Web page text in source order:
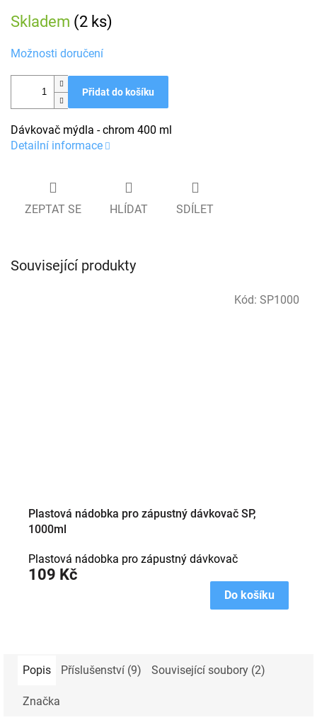
Měrná
cena:
Skladem (2 ks)
Možnosti doručení
Přidat do košíku
Dávkovač mýdla - chrom 400 ml
Detailní informace
ZEPTAT SE HLÍDAT SDÍLET
Související produkty
Plastová nádobka pro zápustný dávkovač SP,
1000ml
109 Kč
Do košíku
Plastová nádobka pro zápustný dávkovač
Kód: SP1000
Popis Příslušenství (9) Související soubory (2)
Značka